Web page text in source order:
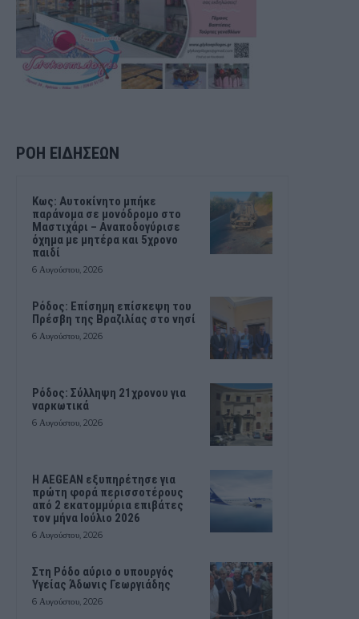
ΡΟΗ ΕΙΔΗΣΕΩΝ
Kως: Αυτοκίνητο μπήκε
παράνομα σε μονόδρομο στο
Μαστιχάρι – Αναποδογύρισε
όχημα με μητέρα και 5χρονο
παιδί
6 Αυγούστου, 2026
Ρόδος: Επίσημη επίσκεψη του
Πρέσβη της Βραζιλίας στο νησί
6 Αυγούστου, 2026
Ρόδος: Σύλληψη 21χρονου για
ναρκωτικά
6 Αυγούστου, 2026
Η AEGEAN εξυπηρέτησε για
πρώτη φορά περισσοτέρους
από 2 εκατομμύρια επιβάτες
τον μήνα Ιούλιο 2026
6 Αυγούστου, 2026
Στη Ρόδο αύριο ο υπουργός
Υγείας Άδωνις Γεωργιάδης
6 Αυγούστου, 2026